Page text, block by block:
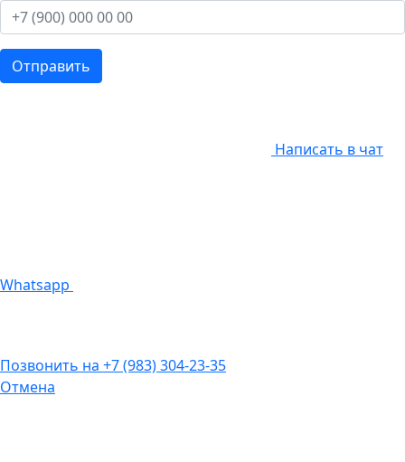
Отправить
Написать в чат
Whatsapp
Позвонить на +7 (983) 304-23-35
Отмена